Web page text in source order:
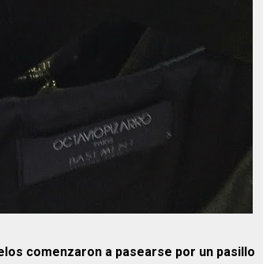
comenzaron a pasearse por un pasillo